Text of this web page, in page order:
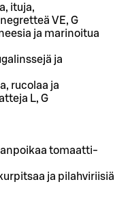
ituja,
VE, G
ja marinoitua
ja
rucolaa ja
L, G
tomaatti-
ja pilahviriisiä